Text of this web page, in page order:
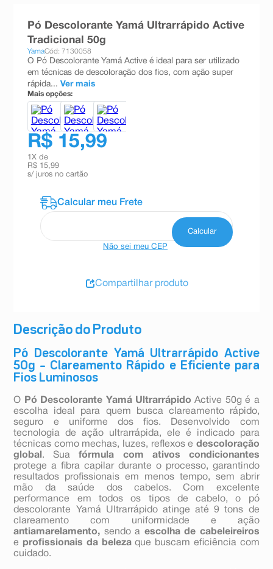
Descrição do Produto
Pó Descolorante Yamá Ultrarrápido Active
50g – Clareamento Rápido e Eficiente para
Fios Luminosos
O Pó Descolorante Yamá Ultrarrápido Active 50g é a
escolha ideal para quem busca clareamento rápido,
seguro e uniforme dos fios. Desenvolvido com
tecnologia de ação ultrarrápida, ele é indicado para
técnicas como mechas, luzes, reflexos e descoloração
global . Suafórmula com ativos condicionantes
protege a fibra capilar durante o processo, garantindo
resultados profissionais em menos tempo, sem abrir
mão da saúde dos cabelos. Com excelente
performance em todos os tipos de cabelo, o pó
descolorante Yamá Ultrarrápido atinge até 9 tons de
clareamento com uniformidade e ação
antiamarelamento, sendo a escolha de cabeleireiros
e profissionais da belezaque buscam eficiência com
cuidado.
Pó Descolorante Yamá Ultrarrápido Active
Tradicional 50g
YamaCód: 7130058
O Pó Descolorante Yamá Active é ideal para ser utilizado
em técnicas de descoloração dos fios, com ação super
rápida... Ver mais
Mais opções:
R$ 15,99
1 X de
R$ 15,99
s/ juros no cartão
Não sei meu CEP
Compartilhar produto
teste gravidez
ºesmalte